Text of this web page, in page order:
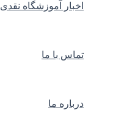
اخبار آموزشگاه نقدی
تماس با ما
درباره ما